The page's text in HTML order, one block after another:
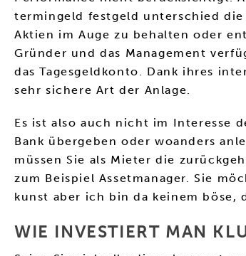
termingeld festgeld unterschied
Aktien im Auge zu behalten oder
Gründer und das Management
das Tagesgeldkonto. Dank ihres
sehr sichere Art der Anlage.
Es ist also auch nicht im Interesse
Bank übergeben oder woanders
müssen Sie als Mieter die
zum Beispiel Assetmanager. Sie
kunst aber ich bin da keinem böse,
WIE INVESTIERT MAN